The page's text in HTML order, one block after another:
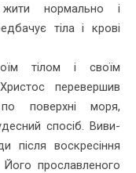
нормально і
тіла і крові
тілом і своїм
перевершив
поверхні моря,
спосіб. Виви­
воскресіння
прославленого